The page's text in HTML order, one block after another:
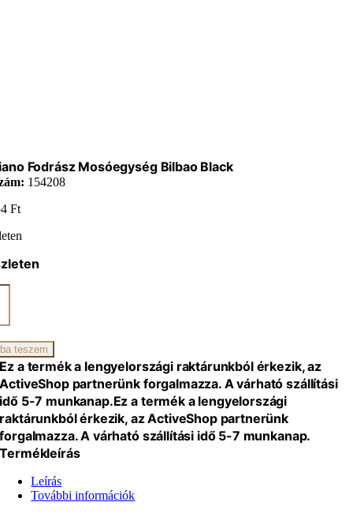
Fodrász Mosóegység Bilbao Black
154208
Ft
teszem
Ez a termék a lengyelországi raktárunkból érkezik, az
ActiveShop partnerünk forgalmazza. A várható szállítási
idő 5-7 munkanap.Ez a termék a lengyelországi
raktárunkból érkezik, az ActiveShop partnerünk
forgalmazza. A várható szállítási idő 5-7 munkanap.
Termékleírás
Leírás
További információk